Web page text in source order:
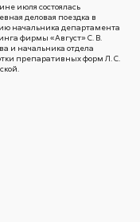
2024non-stop
2024
июля состоялась
деловая поездка в
начальника департамента
фирмы «Август» С. В.
и начальника отдела
препаративных форм Л. С.